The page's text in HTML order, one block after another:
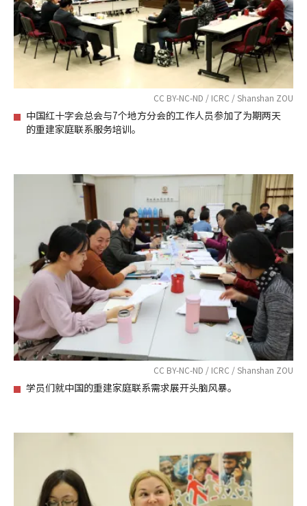
CC BY-NC-ND / ICRC / Shanshan ZOU
中国红十字会总会与7个地方分会的工作人员参加了为期两天
的重建家庭联系服务培训。
CC BY-NC-ND / ICRC / Shanshan ZOU
学员们就中国的重建家庭联系需求展开头脑风暴。